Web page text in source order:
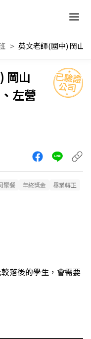
岡山
左營
聚餐 年終獎金 畢業轉正
落後的學生，會需要